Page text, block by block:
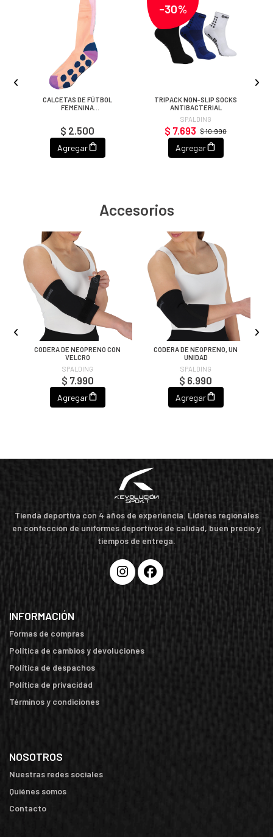
CALCETAS DE FÚTBOL
FEMENINA
$ 2.500
Agregar
-30%
TRIPACK NON-SLIP SOCKS
ANTIBACTERIAL
SPALDING
$ 10.990
$ 7.693
Agregar
Accesorios
CODERA DE NEOPRENO CON
VELCRO
SPALDING
$ 7.990
Agregar
CODERA DE NEOPRENO, UN
UNIDAD
SPALDING
$ 6.990
Agregar
Tienda deportiva con 4 años de experiencia. Líderes regionales
en confección de uniformes deportivos de calidad, buen precio y
tiempos de entrega.
INFORMACIÓN
Formas de compras
Política de cambios y devoluciones
Política de despachos
Política de privacidad
Términos y condiciones
NOSOTROS
Nuestras redes sociales
Quiénes somos
Contacto